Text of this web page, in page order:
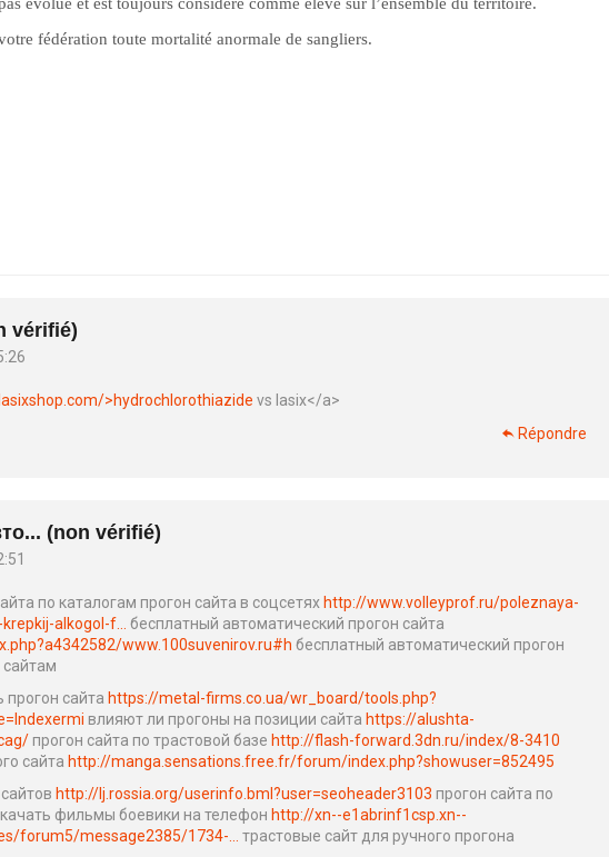
fédération toute mortalité anormale de sangliers.
vérifié)
>hydrochlorothiazide vs lasix</a>
Répondre
(non vérifié)
по каталогам прогон сайта в соцсетяхhttp://www.volleyprof.ru/poleznaya-
alkogol-f...
бесплатный автоматический прогон сайта
www.100suvenirov.ru#h бесплатный автоматический прогон
сайтам
сайта https://metal-firms.co.ua/wr_board/tools.php?
влияют ли прогоны на позиции сайта https://alushta-
прогон сайта по трастовой базе http://flash-forward.3dn.ru/index/8-3410
сайта http://manga.sensations.free.fr/forum/index.php?showuser=852495
http://lj.rossia.org/userinfo.bml?user=seoheader3103 прогон сайта по
фильмы боевики на телефон http://xn--e1abrinf1csp.xn--
forum5/message2385/1734-...
трастовые сайт для ручного прогона